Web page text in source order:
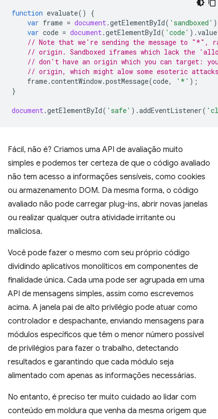
function evaluate()
{
var frame = document.getElementById( 'sandboxed'
var code = document.getElementById( 'code' ).value
// Note that we're sending the message to "*",
// origin. Sandboxed iframes which lack the
// don't have an origin which you can target:
// origin, which might alow some esoteric
frame.contentWindow.postMessage(code, '*' );
}
document.getElementById( 'safe' ).addEventListener(
Fácil, não é? Criamos uma API de avaliação muito
simples e podemos ter certeza de que o código avaliado
não tem acesso a informações sensíveis, como cookies
ou armazenamento DOM. Da mesma forma, o código
avaliado não pode carregar plug-ins, abrir novas janelas
ou realizar qualquer outra atividade irritante ou
maliciosa.
Você pode fazer o mesmo com seu próprio código
dividindo aplicativos monolíticos em componentes de
finalidade única. Cada uma pode ser agrupada em uma
API de mensagens simples, assim como escrevemos
acima. A janela pai de alto privilégio pode atuar como
controlador e despachante, enviando mensagens para
módulos específicos que têm o menor número possível
de privilégios para fazer o trabalho, detectando
resultados e garantindo que cada módulo seja
alimentado com apenas as informações necessárias.
No entanto, é preciso ter muito cuidado ao lidar com
conteúdo em moldura que venha da mesma origem que